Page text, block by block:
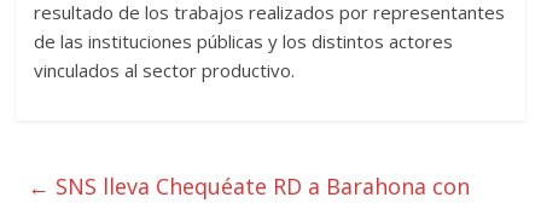
resultado de los trabajos realizados por representantes
de las instituciones públicas y los distintos actores
vinculados al sector productivo.
← SNS lleva Chequéate RD a Barahona con